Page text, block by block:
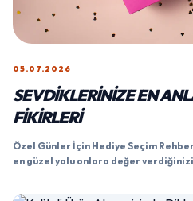
05.07.2026
SEVDIKLERINIZE EN
FIKIRLERI
Özel Günler İçin Hediye Seçim
en güzel yolu onlara değer